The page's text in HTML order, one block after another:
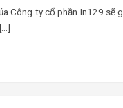
Công ty cổ phần In129 sẽ